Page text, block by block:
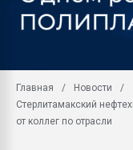
Главная
Новости
Стерлитамакский
от коллег по отрасли